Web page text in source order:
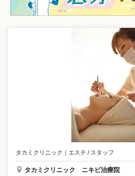
タカミクリニック ｜ エステ / スタッフ
タカミクリニック ニキビ治療院